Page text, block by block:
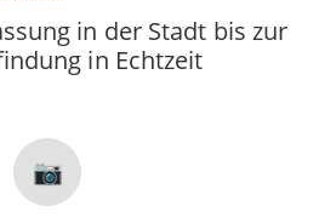
in der Stadt bis zur
in Echtzeit
📷